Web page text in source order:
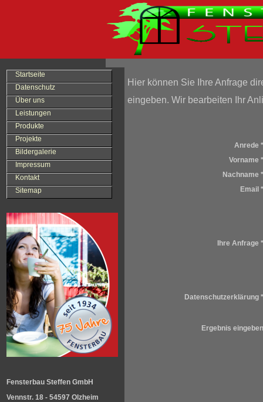
Startseite
Datenschutz
Über uns
Leistungen
Produkte
Projekte
Bildergalerie
Impressum
Kontakt
Sitemap
Fensterbau Steffen GmbH
Vennstr. 18 - 54597 Olzheim
Hier können Sie Ihre Anfrage
eingeben. Wir bearbeiten Ihr
Anrede *
Vorname *
Nachname *
Email *
Ihre Anfrage *
Datenschutzerklärung *
Ergebnis eingeben